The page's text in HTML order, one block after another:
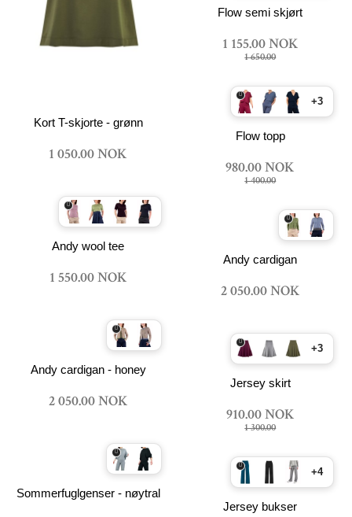
Kort T-skjorte - grønn
1 050.00 NOK
Flow semi skjørt
1 155.00 NOK
1 650.00
+3
Flow topp
980.00 NOK
1 400.00
Andy wool tee
1 550.00 NOK
Andy cardigan
2 050.00 NOK
Andy cardigan - honey
2 050.00 NOK
+3
Jersey skirt
910.00 NOK
1 300.00
Sommerfuglgenser - nøytral
+4
Jersey bukser